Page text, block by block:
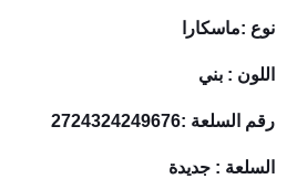
نوع :ماسكارا
اللون : بني
رقم السلعة :2724324249676
السلعة : جديدة